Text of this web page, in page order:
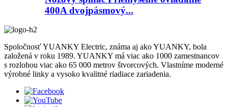
400A dvojpásmový...
Spoločnosť YUANKY Electric, známa aj ako YUANKY, bola
založená v roku 1989. YUANKY má viac ako 1000 zamestnancov
s rozlohou viac ako 65 000 metrov štvorcových. Vlastníme moderné
výrobné linky a vysoko kvalitné riadiace zariadenia.